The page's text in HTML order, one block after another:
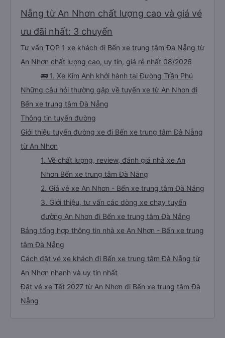
Nẵng từ An Nhơn chất lượng cao và giá vé
ưu đãi nhất: 3 chuyến
Tư vấn TOP 1 xe khách đi Bến xe trung tâm Đà Nẵng từ
An Nhơn chất lượng cao, uy tín, giá rẻ nhất 08/2026
🚌 1. Xe Kim Anh khởi hành tại Đường Trần Phú
Những câu hỏi thường gặp về tuyến xe từ An Nhơn đi
Bến xe trung tâm Đà Nẵng
Thông tin tuyến đường
Giới thiệu tuyến đường xe đi Bến xe trung tâm Đà Nẵng
từ An Nhơn
1. Về chất lượng, review, đánh giá nhà xe An
Nhơn Bến xe trung tâm Đà Nẵng
2. Giá vé xe An Nhơn - Bến xe trung tâm Đà Nẵng
3. Giới thiệu, tư vấn các dòng xe chạy tuyến
đường An Nhơn đi Bến xe trung tâm Đà Nẵng
Bảng tổng hợp thông tin nhà xe An Nhơn - Bến xe trung
tâm Đà Nẵng
Cách đặt vé xe khách đi Bến xe trung tâm Đà Nẵng từ
An Nhơn nhanh và uy tín nhất
Đặt vé xe Tết 2027 từ An Nhơn đi Bến xe trung tâm Đà
Nẵng